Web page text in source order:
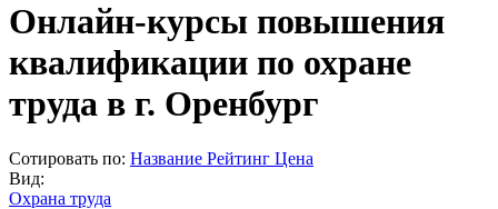
Онлайн-курсы повышения
квалификации по охране
труда в г. Оренбург
Сотировать по: Название Рейтинг Цена
Вид:
Охрана труда